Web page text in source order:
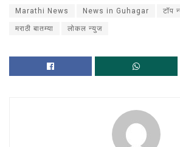
Marathi News News in Guhagar टॉप
मराठी बातम्या लोकल न्युज